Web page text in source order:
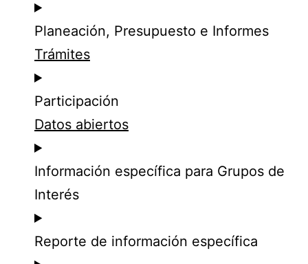
Planeación, Presupuesto e Informes
Trámites
Participación
Datos abiertos
Información específica para Grupos de
Interés
Reporte de información específica